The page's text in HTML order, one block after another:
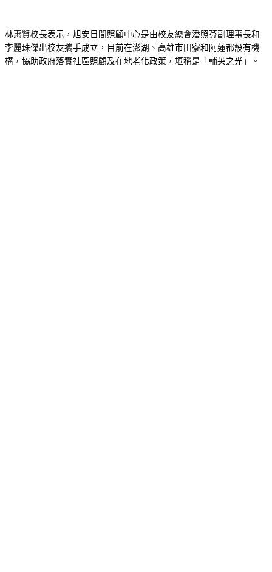
林惠賢校長表示，旭安日間照顧中心是由校友總會潘照芬副理事長和
李麗珠傑出校友攜手成立，目前在澎湖、高雄市田寮和阿蓮都設有機
構，協助政府落實社區照顧及在地老化政策，堪稱是「輔英之光」。